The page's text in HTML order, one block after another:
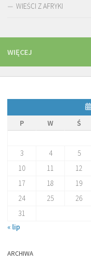
WIEŚCI Z AFRYKI
WIĘCEJ
P
W Ś
3
4 5
10
11 12
17
18 19
24
25 26
31
« lip
ARCHIWA